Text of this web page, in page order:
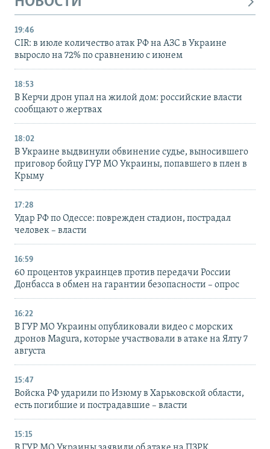
19:46
CIR: в июле количество атак РФ на АЗС в Украине
выросло на 72% по сравнению с июнем
18:53
В Керчи дрон упал на жилой дом: российские власти
сообщают о жертвах
18:02
В Украине выдвинули обвинение судье, выносившего
приговор бойцу ГУР МО Украины, попавшего в плен в
Крыму
17:28
Удар РФ по Одессе: поврежден стадион, пострадал
человек – власти
16:59
60 процентов украинцев против передачи России
Донбасса в обмен на гарантии безопасности – опрос
16:22
В ГУР МО Украины опубликовали видео с морских
дронов Magura, которые участвовали в атаке на Ялту 7
августа
15:47
Войска РФ ударили по Изюму в Харьковской области,
есть погибшие и пострадавшие – власти
15:15